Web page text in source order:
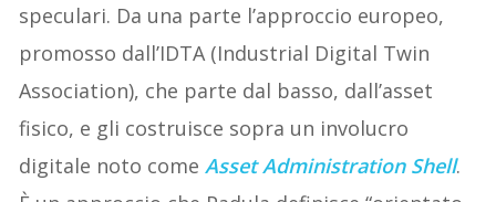
speculari. Da una parte l’approccio europeo,
promosso dall’IDTA (Industrial Digital Twin
Association), che parte dal basso, dall’asset
fisico, e gli costruisce sopra un involucro
digitale noto comeAsset Administration Shell.